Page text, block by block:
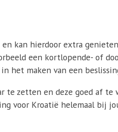
kan hierdoor extra
een kortlopende- of
het maken van een
te zetten en deze goed af te
voor Kroatië helemaal bij